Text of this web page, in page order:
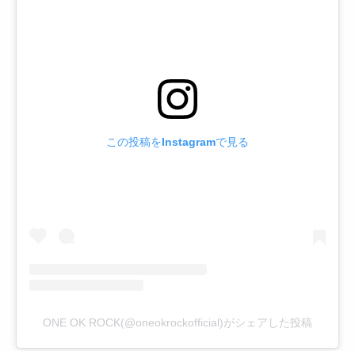
この投稿をInstagramで見る
ONE OK ROCK(@oneokrockofficial)がシェアした投稿